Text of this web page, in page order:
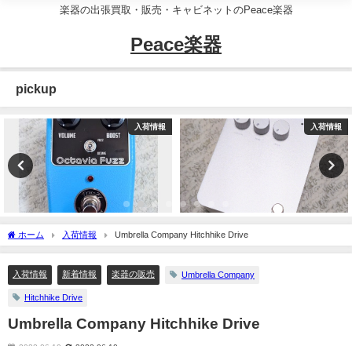
楽器の出張買取・販売・キャビネットのPeace楽器
Peace楽器
pickup
入荷情報 入荷情報
ホーム 入荷情報 Umbrella Company Hitchhike Drive
入荷情報 新着情報 楽器の販売 Umbrella Company
Hitchhike Drive
Umbrella Company Hitchhike Drive